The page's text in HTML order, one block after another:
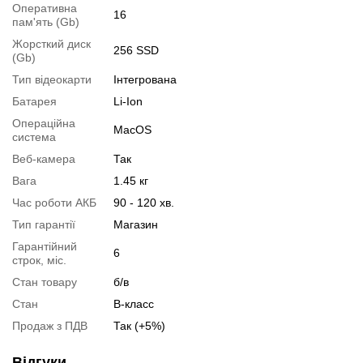
1.
2.Збільшення розміру HDD
Ви можете розширити строк гарантії на
Специфікація процесора:
Відеоогляд
Оперативна
пам'ять (Gb)
16
Жорсткий диск
(Gb)
256 SSD
Тип відеокарти
Інтегрована
Батарея
Li-Ion
Операційна
система
MacOS
Веб-камера
Так
Вага
1.45 кг
Час роботи АКБ
90 - 120 хв.
Тип гарантії
Магазин
Гарантійний
строк, міс.
6
Стан товару
б/в
Стан
B-класс
Продаж з ПДВ
Так (+5%)